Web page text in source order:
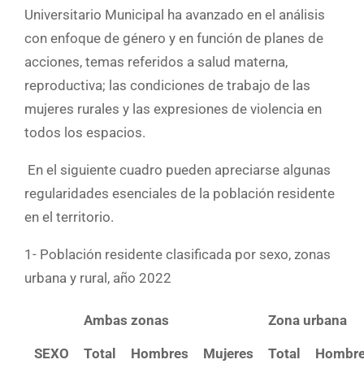
Universitario Municipal ha avanzado en el análisis
con enfoque de género y en función de planes de
acciones, temas referidos a salud materna,
reproductiva; las condiciones de trabajo de las
mujeres rurales y las expresiones de violencia en
todos los espacios.
En el siguiente cuadro pueden apreciarse algunas
regularidades esenciales de la población residente
en el territorio.
1- Población residente clasificada por sexo, zonas
urbana y rural, año 2022
Ambas zonas Zona urbana
SEXO Total Hombres Mujeres Total